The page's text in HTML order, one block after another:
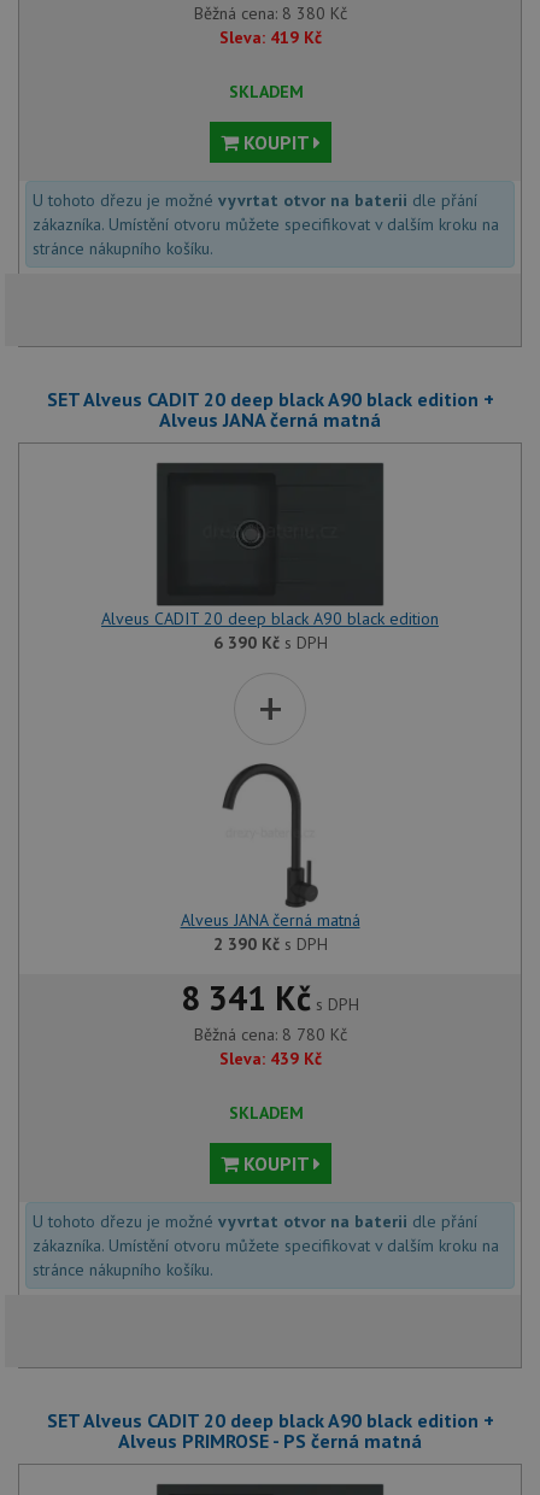
Běžná cena: 8 380 Kč
Sleva: 419 Kč
SKLADEM
KOUPIT
U tohoto dřezu je možné vyvrtat otvor na baterii dle přání
zákazníka. Umístění otvoru můžete specifikovat v dalším kroku na
stránce nákupního košíku.
SET Alveus CADIT 20 deep black A90 black edition +
Alveus JANA černá matná
Alveus CADIT 20 deep black A90 black edition
6 390 Kčs DPH
+
Alveus JANA černá matná
2 390 Kčs DPH
8 341 Kč s DPH
Běžná cena: 8 780 Kč
Sleva: 439 Kč
SKLADEM
KOUPIT
U tohoto dřezu je možné vyvrtat otvor na baterii dle přání
zákazníka. Umístění otvoru můžete specifikovat v dalším kroku na
stránce nákupního košíku.
SET Alveus CADIT 20 deep black A90 black edition +
Alveus PRIMROSE - PS černá matná